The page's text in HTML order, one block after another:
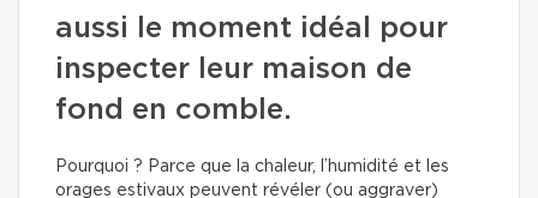
aussi le moment idéal pour
inspecter leur maison de
fond en comble.
Pourquoi ? Parce que la chaleur, l’humidité et les
orages estivaux peuvent révéler (ou aggraver)